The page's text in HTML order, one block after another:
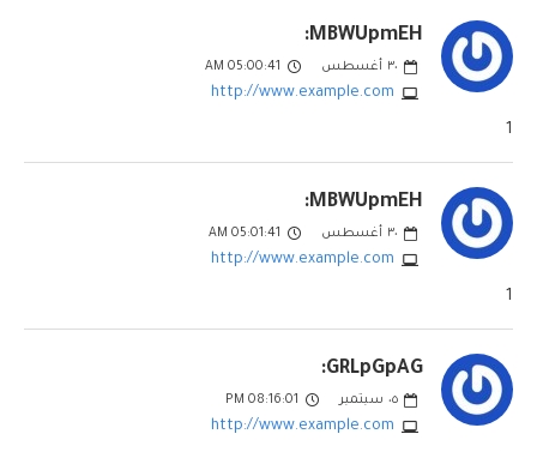
MBWUpmEH:
٣٠ أغسطس 05:00:41 AM
http://www.example.com
1
MBWUpmEH:
٣٠ أغسطس 05:01:41 AM
http://www.example.com
1
GRLpGpAG:
٠٥ سبتمبر 08:16:01 PM
http://www.example.com